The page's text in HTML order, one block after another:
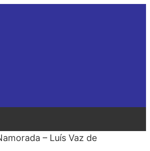
– Luís Vaz de